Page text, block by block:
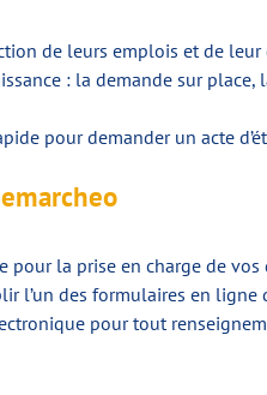
de leurs emplois et de
: la demande sur
pour demander un acte
pour la prise en charge de
l’un des formulaires en
pour tout